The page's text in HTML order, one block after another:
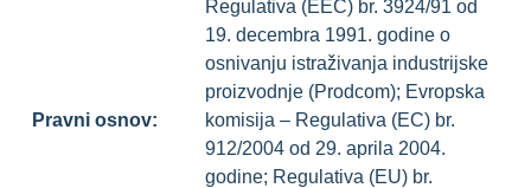
Pravni osnov:
Regulativa (EEC) br. 3924/91 od
19. decembra 1991. godine o
osnivanju istraživanja industrijske
proizvodnje (Prodcom); Evropska
komisija – Regulativa (EC) br.
912/2004 od 29. aprila 2004.
godine; Regulativa (EU) br.